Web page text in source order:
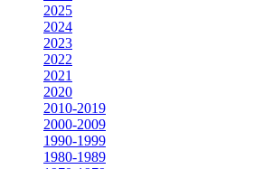
2025
2024
2023
2022
2021
2020
2010-2019
2000-2009
1990-1999
1980-1989